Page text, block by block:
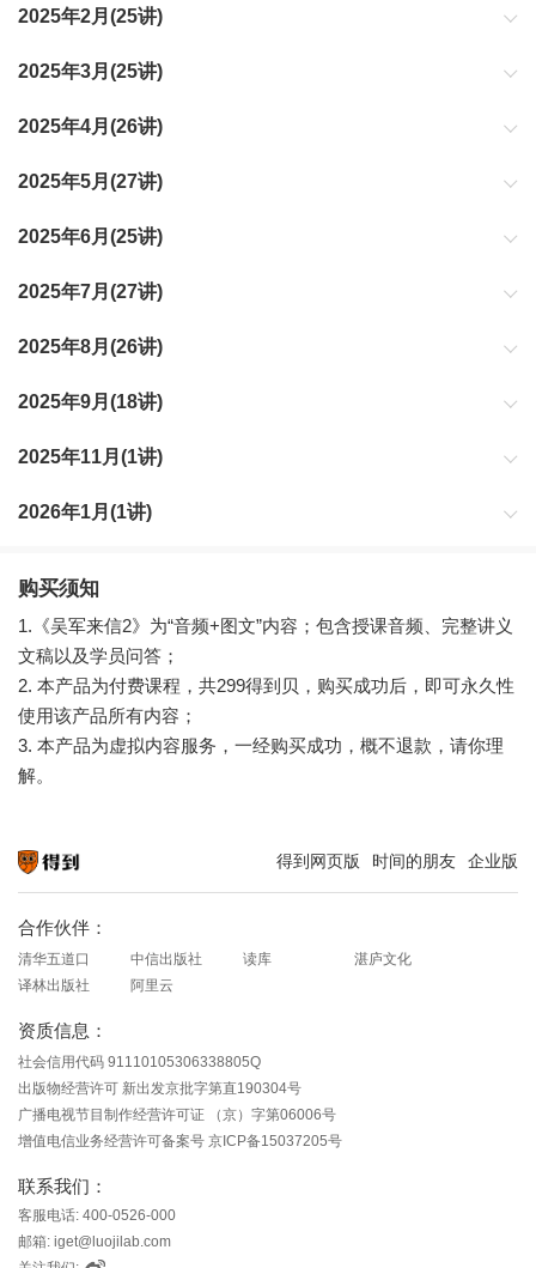
2025年2月(25讲)
2025年3月(25讲)
2025年4月(26讲)
2025年5月(27讲)
2025年6月(25讲)
2025年7月(27讲)
2025年8月(26讲)
2025年9月(18讲)
2025年11月(1讲)
2026年1月(1讲)
购买须知
1.《吴军来信2》为“音频+图文”内容；包含授课音频、完整讲义
文稿以及学员问答；
2. 本产品为付费课程，共299得到贝，购买成功后，即可永久性
使用该产品所有内容；
3. 本产品为虚拟内容服务，一经购买成功，概不退款，请你理
解。
得到网页版 时间的朋友 企业版
合作伙伴：
清华五道口 中信出版社 读库
湛庐文化
译林出版社
阿里云
资质信息：
社会信用代码 91110105306338805Q
出版物经营许可 新出发京批字第直190304号
广播电视节目制作经营许可证 （京）字第06006号
增值电信业务经营许可备案号 京ICP备15037205号
联系我们：
客服电话: 400-0526-000
邮箱: iget@luojilab.com